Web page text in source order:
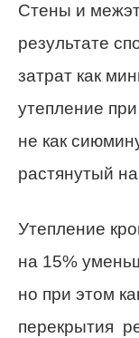
Стены и
результате
затрат как
утепление
не как
растянутый
Утепление
на 15%
но при этом
перекрытия